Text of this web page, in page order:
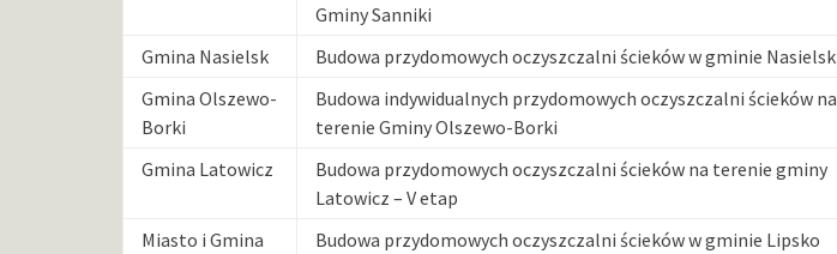
Gminy Sanniki
Gmina Nasielsk Budowa przydomowych oczyszczalni ścieków w gminie Nasielsk
Gmina Olszewo-
Borki
Budowa indywidualnych przydomowych oczyszczalni ścieków na
terenie Gminy Olszewo-Borki
Gmina Latowicz
Budowa przydomowych oczyszczalni ścieków na terenie gminy
Latowicz – V etap
Miasto i Gmina
Budowa przydomowych oczyszczalni ścieków w gminie Lipsko